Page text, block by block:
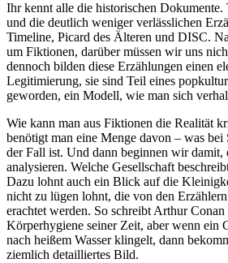
Ihr kennt alle die historischen
und die deutlich weniger verlässlichen
Timeline, Picard des Älteren und DISC.
um Fiktionen, darüber müssen wir uns
dennoch bilden diese Erzählungen einen
Legitimierung, sie sind Teil eines
geworden, ein Modell, wie man sich
Wie kann man aus Fiktionen die Realität
benötigt man eine Menge davon – was
der Fall ist. Und dann beginnen wir damit,
analysieren. Welche Gesellschaft
Dazu lohnt auch ein Blick auf die
nicht zu lügen lohnt, die von den
erachtet werden. So schreibt Arthur
Körperhygiene seiner Zeit, aber wenn ein
nach heißem Wasser klingelt, dann
ziemlich detailliertes Bild.